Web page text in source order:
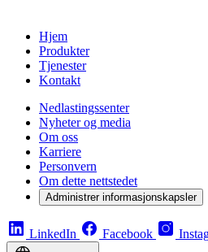
Hjem
Produkter
Tjenester
Kontakt
Nedlastingssenter
Nyheter og media
Om oss
Karriere
Personvern
Om dette nettstedet
Administrer informasjonskapsler
LinkedIn Facebook